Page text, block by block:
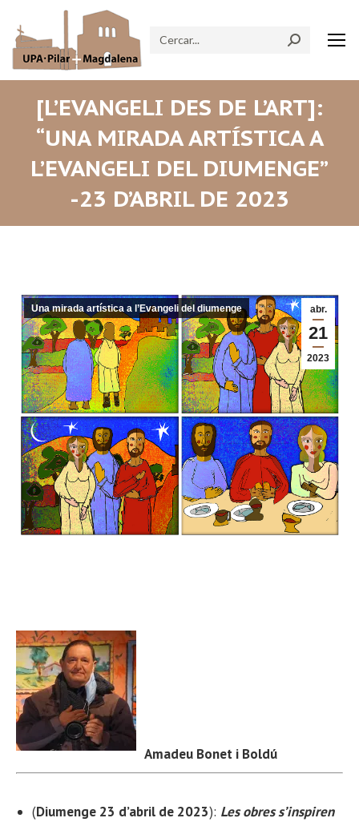
Search:
[L’EVANGELI DES DE L’ART]:
“UNA MIRADA ARTÍSTICA A
L’EVANGELI DEL DIUMENGE”
-23 D’ABRIL DE 2023
abr.
21
2023
Una mirada artística a l’Evangeli del diumenge
Amadeu Bonet i Boldú
(Diumenge 23 d’abril de 2023): Les obres s’inspiren